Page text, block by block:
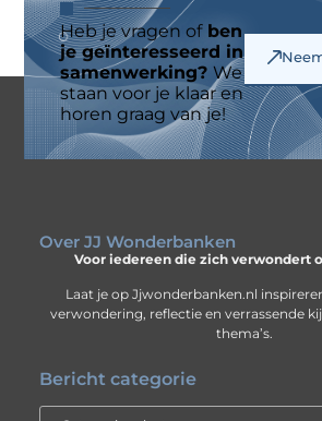
Heb je vragen ofben
je geïnteresseerd in
samenwerking? We
staan voor je klaar en
horen graag van je!
Over JJ Wonderbanken
Voor iedereen die zich verwondert
Laat je op Jjwonderbanken.nl
verwondering, reflectie en verrassende
thema’s.
Bericht categorie